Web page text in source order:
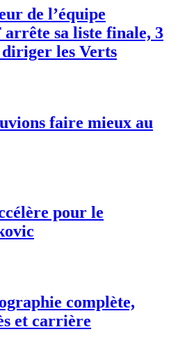
de l’équipe
sa liste finale, 3
les Verts
faire mieux au
pour le
complète,
et carrière